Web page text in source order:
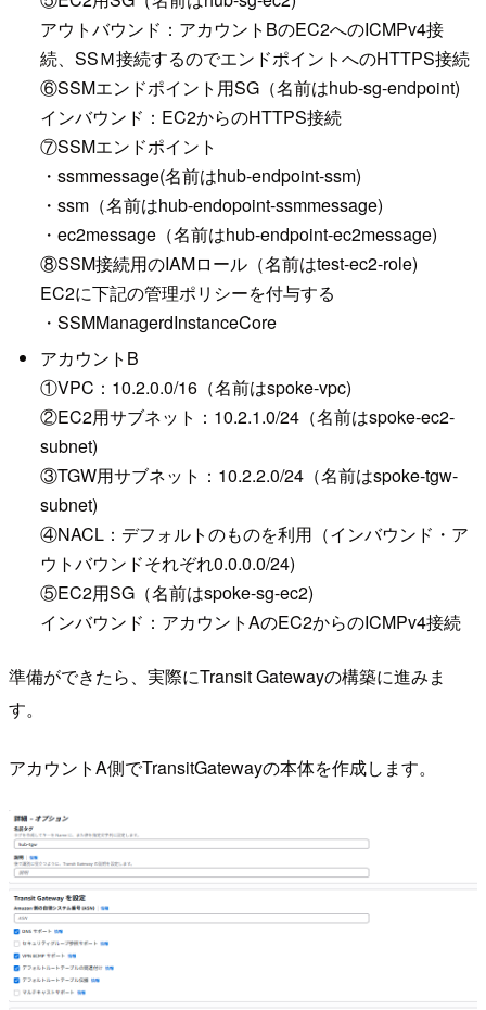
アウトバウンド：アカウントBのEC2へのICMPv4接
続、SSＭ接続するのでエンドポイントへのHTTPS接続
⑥SSMエンドポイント用SG（名前はhub-sg-endpoint)
インバウンド：EC2からのHTTPS接続
⑦SSMエンドポイント
・ssmmessage(名前はhub-endpoint-ssm)
・ssm（名前はhub-endopoint-ssmmessage)
・ec2message（名前はhub-endpoint-ec2message)
⑧SSM接続用のIAMロール（名前はtest-ec2-role)
EC2に下記の管理ポリシーを付与する
・SSMManagerdInstanceCore
アカウントB
①VPC：10.2.0.0/16（名前はspoke-vpc)
②EC2用サブネット：10.2.1.0/24（名前はspoke-ec2-
subnet)
③TGW用サブネット：10.2.2.0/24（名前はspoke-tgw-
subnet)
④NACL：デフォルトのものを利用（インバウンド・ア
ウトバウンドそれぞれ0.0.0.0/24)
⑤EC2用SG（名前はspoke-sg-ec2)
インバウンド：アカウントAのEC2からのICMPv4接続
準備ができたら、実際にTransit Gatewayの構築に進みま
す。
アカウントA側でTransitGatewayの本体を作成します。